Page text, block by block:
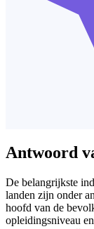
Antwoord
De belangrijkste
landen zijn onder
hoofd van de
opleidingsniveau